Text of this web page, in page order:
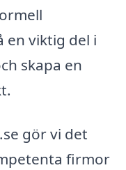
en viktig del i
skapa en
gör vi det
firmor